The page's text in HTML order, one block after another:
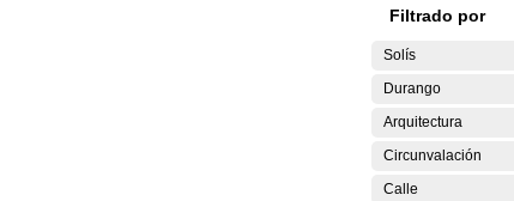
Filtrado por
Solís
Durango
Arquitectura
Circunvalación
Calle